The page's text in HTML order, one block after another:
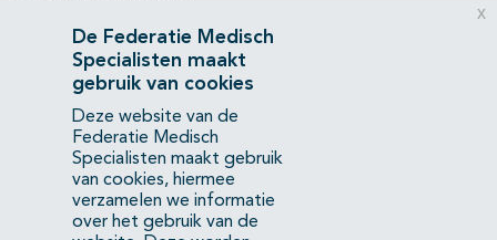
Privacyverklaring
Contact
Mercatorlaan 1200
3528 BL Utrecht
(088) 505 34 34
info@richtlijnendatabase.nl
De Federatie Medisch
Specialisten maakt
gebruik van cookies
Deze website van de
Federatie Medisch
Specialisten maakt gebruik
van cookies, hiermee
verzamelen we informatie
over het gebruik van de
x